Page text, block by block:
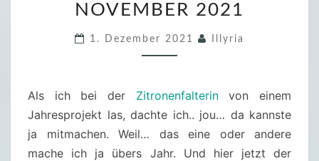
H
O
J
NOVEMBER 2021
1. Dezember 2021 Illyria
Als ich bei der Zitronenfalterinvon einem
Jahresprojekt las, dachte ich.. jou… da kannste
ja mitmachen. Weil… das eine oder andere
mache ich ja übers Jahr. Und hier jetzt der